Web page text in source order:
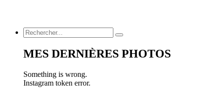
MES DERNIÈRES PHOTOS
Something is wrong.
Instagram token error.